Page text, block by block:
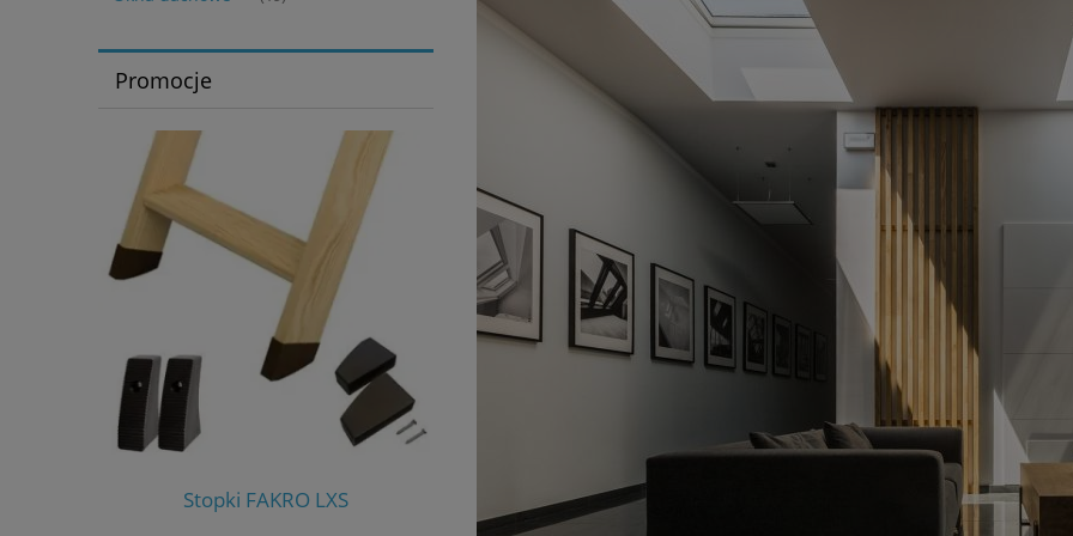
Promocje
Stopki FAKRO LXS
Sterownik VTS Volcano EC
Okno do płaskiego dachu Fakro